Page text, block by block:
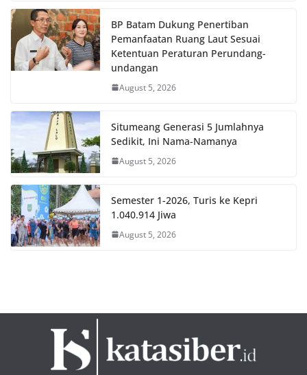
BP Batam Dukung Penertiban
Pemanfaatan Ruang Laut Sesuai
Ketentuan Peraturan Perundang-
undangan
August 5, 2026
Situmeang Generasi 5 Jumlahnya
Sedikit, Ini Nama-Namanya
August 5, 2026
Semester 1-2026, Turis ke Kepri
1.040.914 Jiwa
August 5, 2026